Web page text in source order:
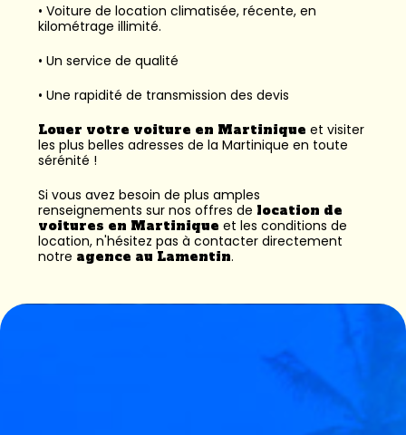
• Voiture de location climatisée, récente, en
kilométrage illimité.
• Un service de qualité
• Une rapidité de transmission des devis
Louer votre voiture en Martinique et visiter
les plus belles adresses de la Martinique en toute
sérénité !
Si vous avez besoin de plus amples
renseignements sur nos offres de location de
voitures en Martinique et les conditions de
location, n'hésitez pas à contacter directement
notre agence au Lamentin.